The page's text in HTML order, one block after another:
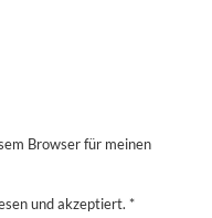
Browser für meinen
und akzeptiert. *